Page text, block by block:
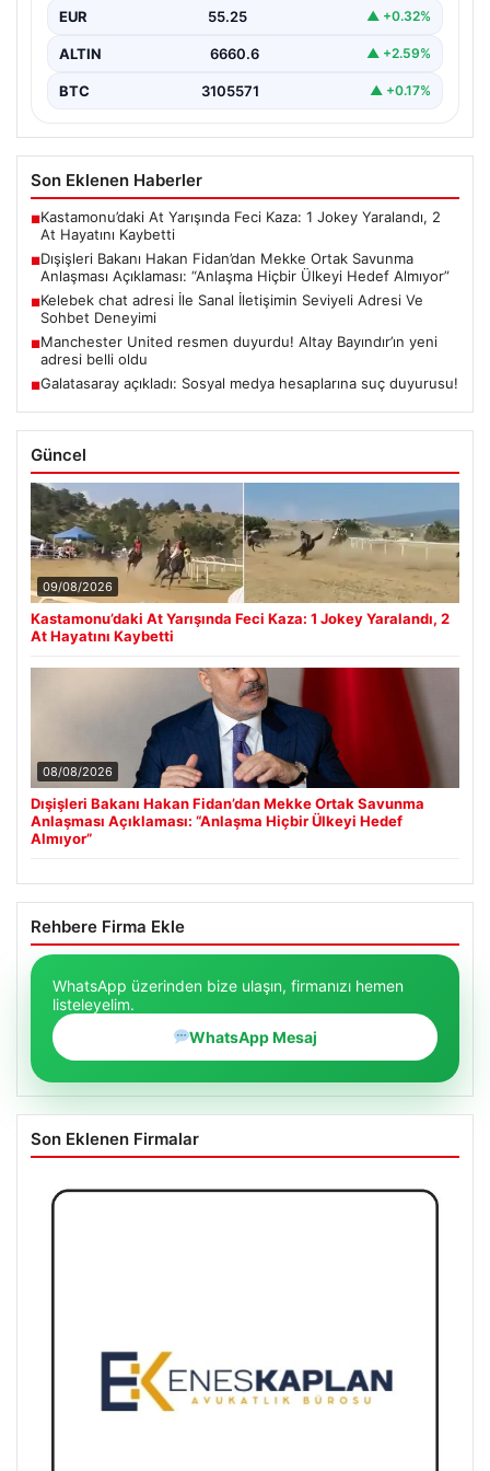
bulundu. Bakan Fidan,…
EUR 55.25 ▲ +0.32%
ALTIN 6660.6 ▲ +2.59%
BTC 3105571 ▲ +0.17%
Son Eklenen Haberler
■Kastamonu’daki At Yarışında Feci Kaza: 1 Jokey Yaralandı, 2
At Hayatını Kaybetti
■Dışişleri Bakanı Hakan Fidan’dan Mekke Ortak Savunma
Anlaşması Açıklaması: “Anlaşma Hiçbir Ülkeyi Hedef Almıyor”
■Kelebek chat adresi İle Sanal İletişimin Seviyeli Adresi Ve
Sohbet Deneyimi
■Manchester United resmen duyurdu! Altay Bayındır’ın yeni
adresi belli oldu
■Galatasaray açıkladı: Sosyal medya hesaplarına suç duyurusu!
Güncel
09/08/2026
Kastamonu’daki At Yarışında Feci Kaza: 1 Jokey Yaralandı, 2
At Hayatını Kaybetti
08/08/2026
Dışişleri Bakanı Hakan Fidan’dan Mekke Ortak Savunma
Anlaşması Açıklaması: “Anlaşma Hiçbir Ülkeyi Hedef
Almıyor”
Rehbere Firma Ekle
WhatsApp üzerinden bize ulaşın, firmanızı hemen
listeleyelim.
WhatsApp Mesaj
Son Eklenen Firmalar